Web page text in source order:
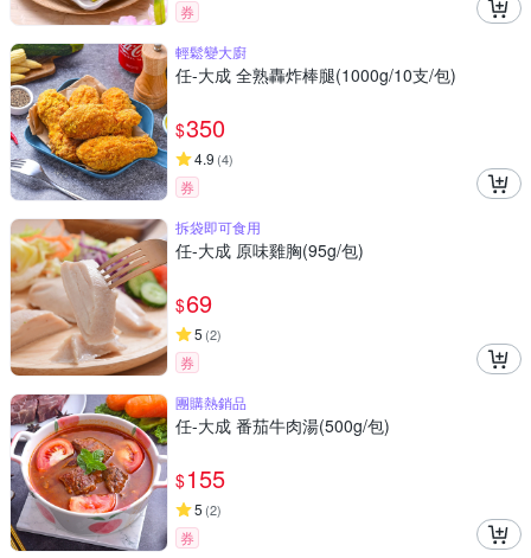
券
輕鬆變大廚
任-大成 全熟轟炸棒腿(1000g/10支/包)
$350
4.9 (4)
券
拆袋即可食用
任-大成 原味雞胸(95g/包)
$69
5 (2)
券
團購熱銷品
任-大成 番茄牛肉湯(500g/包)
$155
5 (2)
券